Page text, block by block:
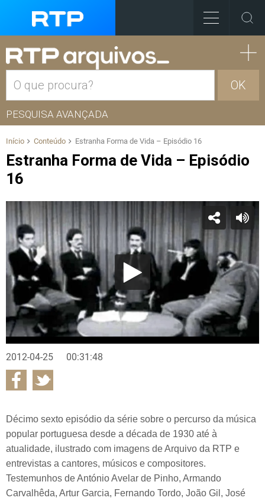
OK
PESQUISA AVANÇADA
Início Conteúdo Estranha Forma de Vida – Episódio 16
Estranha Forma de Vida – Episódio
16
2012-04-25 00:31:48
Décimo sexto episódio da série sobre o percurso da música
popular portuguesa desde a década de 1930 até à
atualidade, ilustrado com imagens de Arquivo da RTP e
entrevistas a cantores, músicos e compositores.
Testemunhos de António Avelar de Pinho, Armando
Carvalhêda, Artur Garcia, Fernando Tordo, João Gil, José